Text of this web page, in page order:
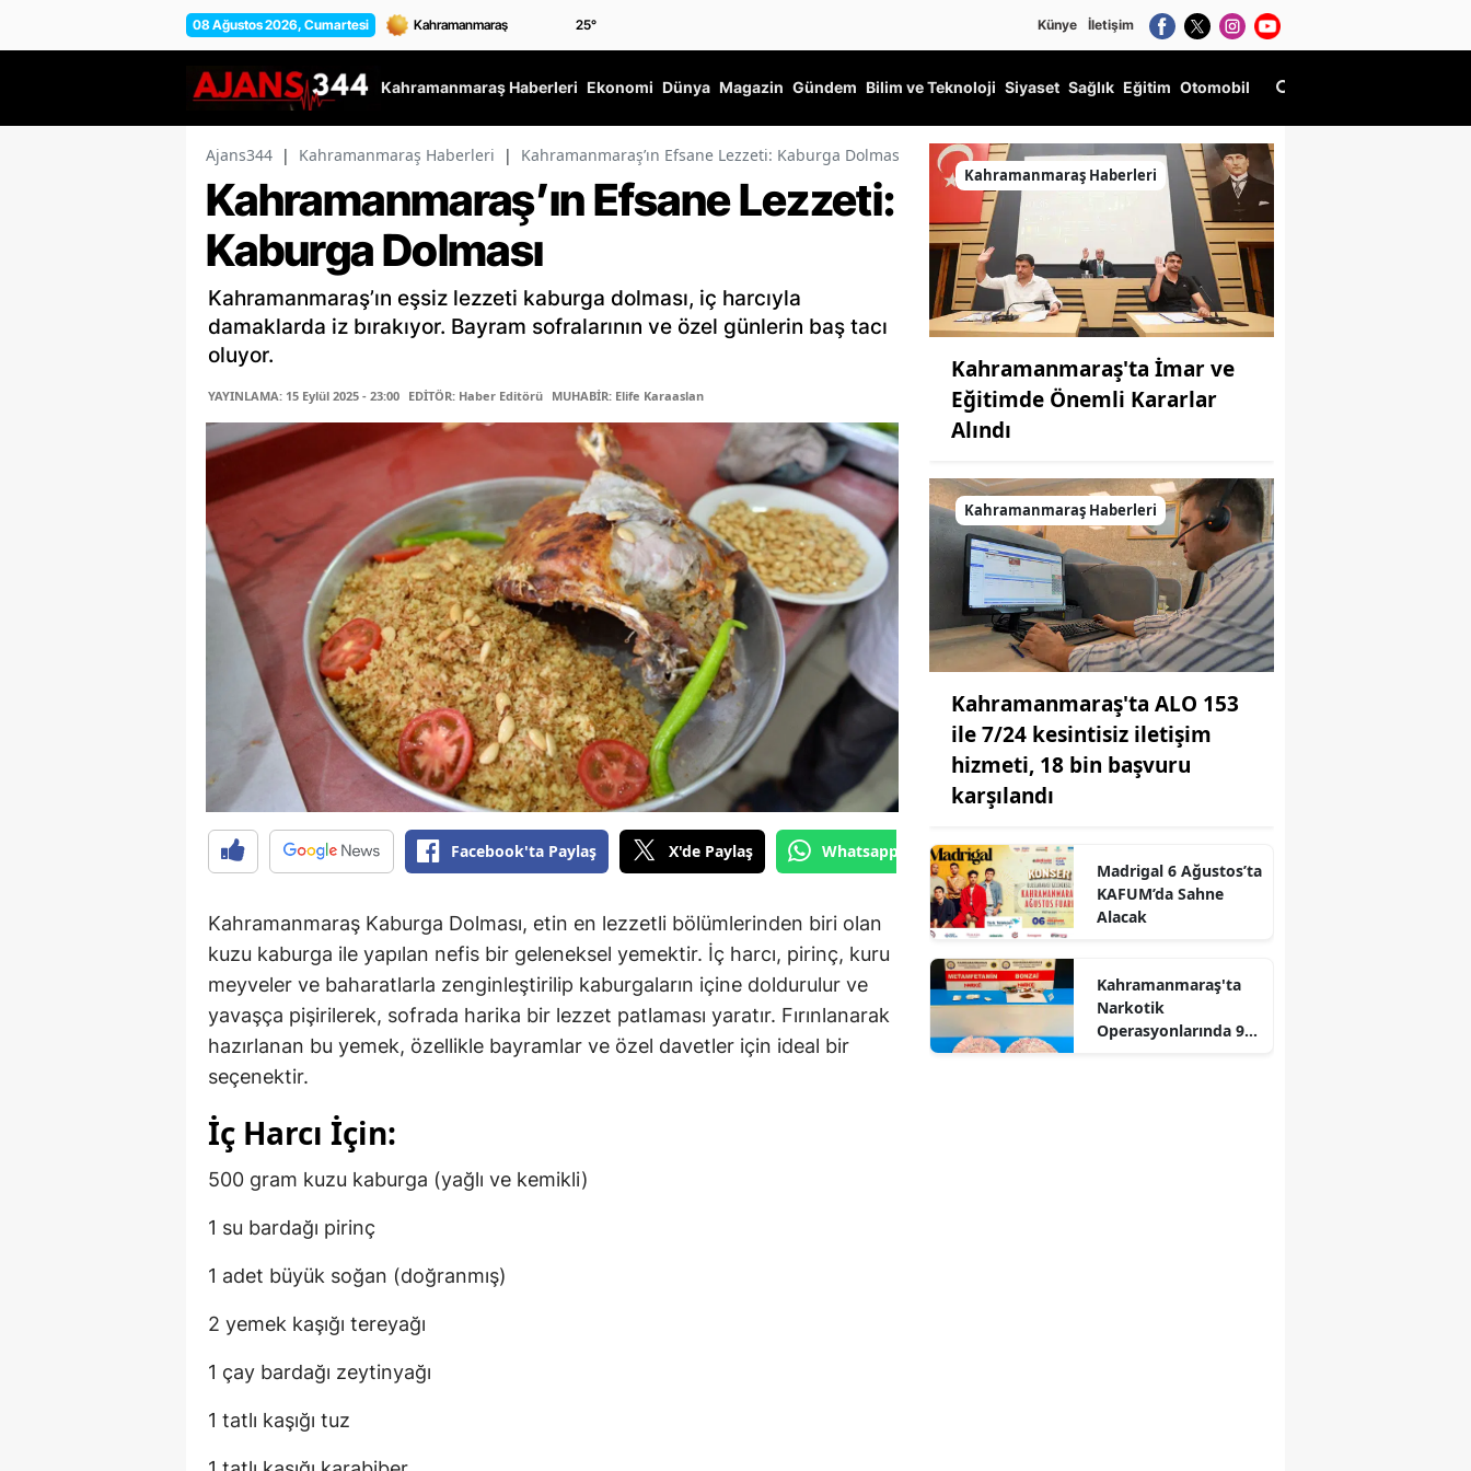
08 Ağustos 2026, Cumartesi 25° Künye İletişim
Kahramanmaraş Haberleri Ekonomi Dünya Magazin Gündem Bilim ve Teknoloji Siyaset Sağlık Eğitim Otomobil
Ajans344 | Kahramanmaraş Haberleri | Kahramanmaraş’ın Efsane Lezzeti: Kaburga Dolması
Kahramanmaraş’ın Efsane Lezzeti:
Kaburga Dolması
Kahramanmaraş’ın eşsiz lezzeti kaburga dolması, iç harcıyla
damaklarda iz bırakıyor. Bayram sofralarının ve özel günlerin baş tacı
oluyor.
YAYINLAMA: 15 Eylül 2025 - 23:00 EDİTÖR: Haber Editörü MUHABİR: Elife Karaaslan
Facebook'ta Paylaş X'de Paylaş Whatsapp'tan Gönder
Kahramanmaraş Kaburga Dolması, etin en lezzetli bölümlerinden biri olan
kuzu kaburga ile yapılan nefis bir geleneksel yemektir. İç harcı, pirinç, kuru
meyveler ve baharatlarla zenginleştirilip kaburgaların içine doldurulur ve
yavaşça pişirilerek, sofrada harika bir lezzet patlaması yaratır. Fırınlanarak
hazırlanan bu yemek, özellikle bayramlar ve özel davetler için ideal bir
seçenektir.
İç Harcı İçin:
500 gram kuzu kaburga (yağlı ve kemikli)
1 su bardağı pirinç
1 adet büyük soğan (doğranmış)
2 yemek kaşığı tereyağı
1 çay bardağı zeytinyağı
1 tatlı kaşığı tuz
Kahramanmaraş Haberleri
Kahramanmaraş'ta İmar ve
Eğitimde Önemli Kararlar
Alındı
Kahramanmaraş Haberleri
Kahramanmaraş'ta ALO 153
ile 7/24 kesintisiz iletişim
hizmeti, 18 bin başvuru
karşılandı
Madrigal 6 Ağustos’ta
KAFUM’da Sahne
Alacak
Kahramanmaraş'ta
Narkotik
Operasyonlarında 9